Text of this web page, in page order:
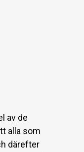
av de
alla som
därefter